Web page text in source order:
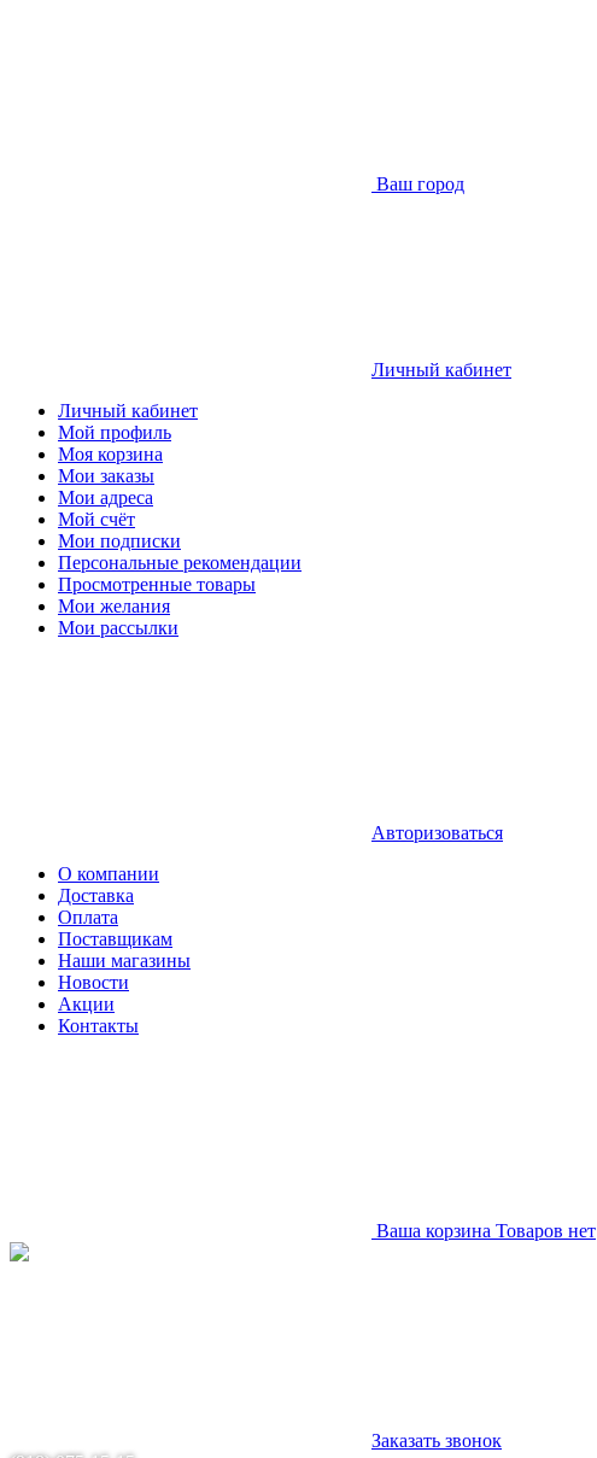
Ваш город
Личный кабинет
Личный кабинет
Мой профиль
Моя корзина
Мои заказы
Мои адреса
Мой счёт
Мои подписки
Персональные рекомендации
Просмотренные товары
Мои желания
Мои рассылки
Авторизоваться
О компании
Доставка
Оплата
Поставщикам
Наши магазины
Новости
Акции
Контакты
Ваша корзина Товаров нет
Заказать звонок